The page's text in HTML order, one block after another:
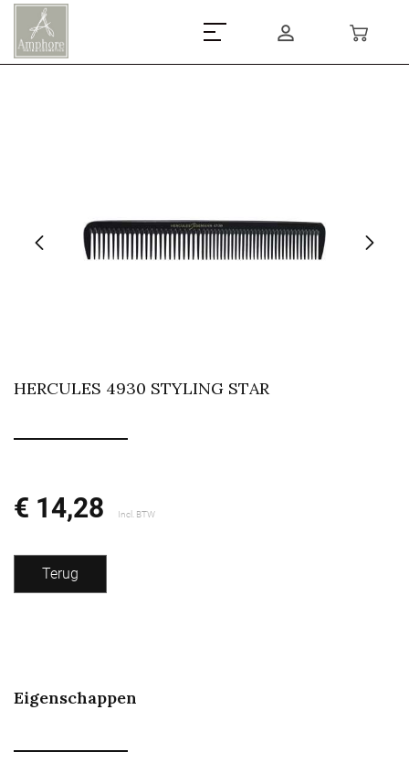
HERCULES 4930 STYLING STAR
€ 14,28 Incl. BTW
Terug
Eigenschappen